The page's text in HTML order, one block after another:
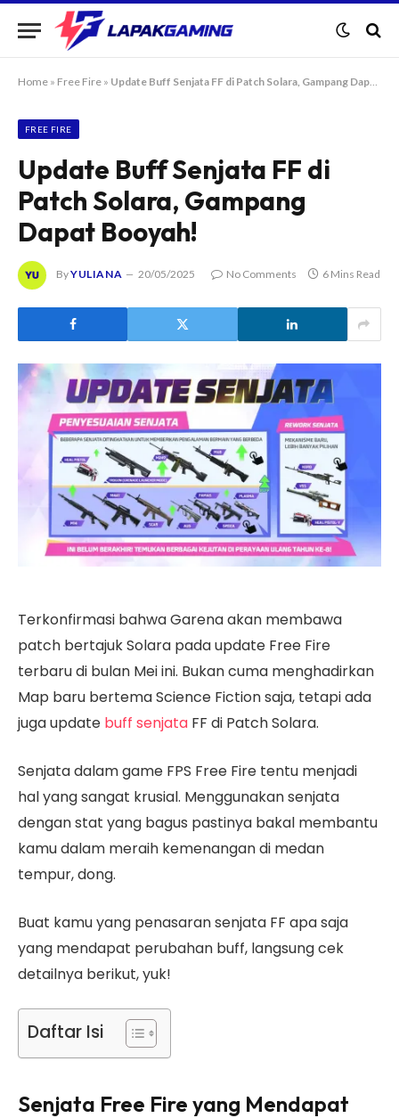
Home » Free Fire » Update Buff Senjata FF di Patch Solara, Gampang Dapat Booyah!
FREE FIRE
Update Buff Senjata FF di
Patch Solara, Gampang
Dapat Booyah!
ByYULIANA 20/05/2025 No Comments 6 Mins Read
Terkonfirmasi bahwa Garena akan membawa
patch bertajuk Solara pada update Free Fire
terbaru di bulan Mei ini. Bukan cuma menghadirkan
Map baru bertema Science Fiction saja, tetapi ada
juga update buff senjata FF di Patch Solara.
Senjata dalam game FPS Free Fire tentu menjadi
hal yang sangat krusial. Menggunakan senjata
dengan stat yang bagus pastinya bakal membantu
kamu dalam meraih kemenangan di medan
tempur, dong.
Buat kamu yang penasaran senjata FF apa saja
yang mendapat perubahan buff, langsung cek
detailnya berikut, yuk!
Daftar Isi
Senjata Free Fire yang Mendapat